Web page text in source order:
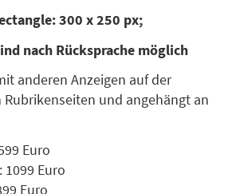
300 x 250 px;
nach Rücksprache möglich
anderen Anzeigen auf der
Rubrikenseiten und angehängt an
Euro
1099 Euro
Euro